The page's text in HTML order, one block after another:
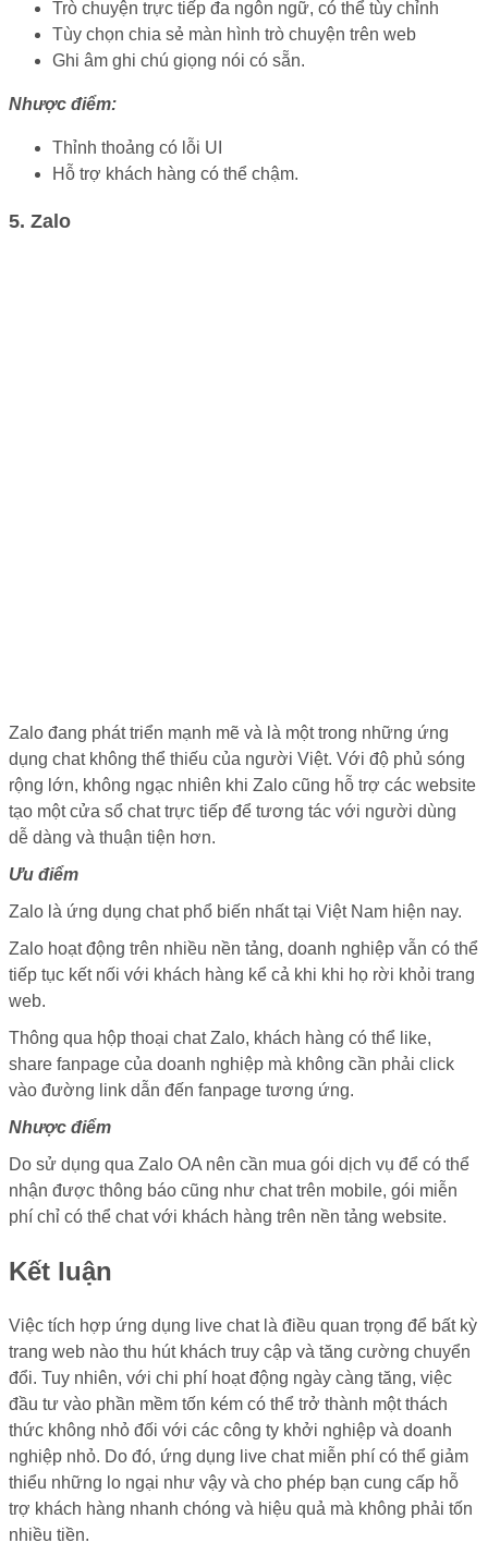
Trò chuyện trực tiếp đa ngôn ngữ, có thể tùy chỉnh
Tùy chọn chia sẻ màn hình trò chuyện trên web
Ghi âm ghi chú giọng nói có sẵn.
Nhược điểm:
Thỉnh thoảng có lỗi UI
Hỗ trợ khách hàng có thể chậm.
5. Zalo
Zalo đang phát triển mạnh mẽ và là một trong những ứng
dụng chat không thể thiếu của người Việt. Với độ phủ sóng
rộng lớn, không ngạc nhiên khi Zalo cũng hỗ trợ các website
tạo một cửa sổ chat trực tiếp để tương tác với người dùng
dễ dàng và thuận tiện hơn.
Ưu điểm
Zalo là ứng dụng chat phổ biến nhất tại Việt Nam hiện nay.
Zalo hoạt động trên nhiều nền tảng, doanh nghiệp vẫn có thể
tiếp tục kết nối với khách hàng kể cả khi khi họ rời khỏi trang
web.
Thông qua hộp thoại chat Zalo, khách hàng có thể like,
share fanpage của doanh nghiệp mà không cần phải click
vào đường link dẫn đến fanpage tương ứng.
Nhược điểm
Do sử dụng qua Zalo OA nên cần mua gói dịch vụ để có thể
nhận được thông báo cũng như chat trên mobile, gói miễn
phí chỉ có thể chat với khách hàng trên nền tảng website.
Kết luận
Việc tích hợp ứng dụng live chat là điều quan trọng để bất kỳ
trang web nào thu hút khách truy cập và tăng cường chuyển
đổi. Tuy nhiên, với chi phí hoạt động ngày càng tăng, việc
đầu tư vào phần mềm tốn kém có thể trở thành một thách
thức không nhỏ đối với các công ty khởi nghiệp và doanh
nghiệp nhỏ. Do đó, ứng dụng live chat miễn phí có thể giảm
thiểu những lo ngại như vậy và cho phép bạn cung cấp hỗ
trợ khách hàng nhanh chóng và hiệu quả mà không phải tốn
nhiều tiền.